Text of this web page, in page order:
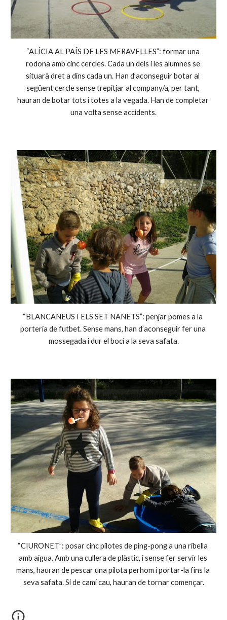
“ALÍCIA AL PAÍS DE LES MERAVELLES”: formar una
rodona amb cinc cercles. Cada un dels i les alumnes se
situarà dret a dins cada un. Han d’aconseguir botar al
següent cercle sense trepitjar al company/a, per tant,
hauran de botar tots i totes a la vegada. Han de completar
una volta sense accidents.
“BLANCANEUS I ELS SET NANETS”: penjar pomes a la
porteria de futbet. Sense mans, han d’aconseguir fer una
mossegada i dur el bocí a la seva safata.
“CIURONET”: posar cinc pilotes de ping-pong a una ribella
amb aigua. Amb una cullera de plàstic, i sense fer servir les
mans, hauran de pescar una pilota perhom i portar-la fins la
seva safata. Si de camí cau, hauran de tornar començar.